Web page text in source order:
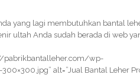
yang lagi membutuhkan bantal
ultah Anda sudah berada di web
pabrikbantalleher.com/wp-
alt=”Jual Bantal Leher